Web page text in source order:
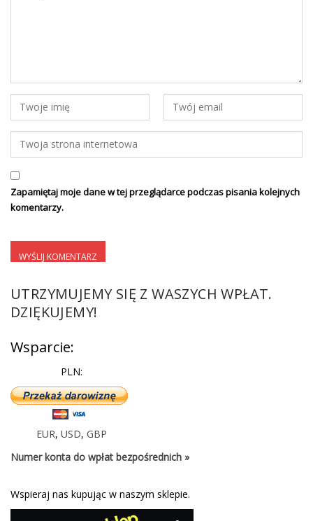
Zapamiętaj moje dane w tej przeglądarce podczas pisania kolejnych
komentarzy.
UTRZYMUJEMY SIĘ Z WASZYCH WPŁAT.
DZIĘKUJEMY!
Wsparcie:
PLN:
EUR, USD, GBP
Numer konta do wpłat bezpośrednich »
Wspieraj nas kupując w naszym sklepie.